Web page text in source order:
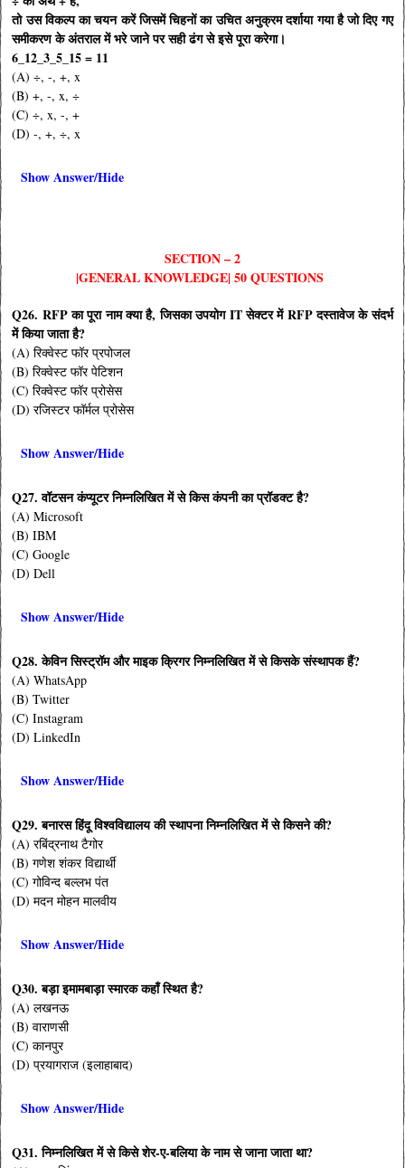
तो उस विकल्प का चयन करें जिसमें चिहनों का उचित अनुक्रम दर्शाया गया है जो दिए गए
समीकरण के अंतराल में भरे जाने पर सही ढंग से इसे पूरा करेगा।
6_12_3_5_15 = 11
(A) ÷, -, +, x
(B) +, -, x, ÷
(C) ÷, x, -, +
(D) -, +, ÷, x
Show Answer/Hide
SECTION – 2
|GENERAL KNOWLEDGE| 50 QUESTIONS
Q26. RFP का पूरा नाम क्या है, जिसका उपयोग IT सेक्टर में RFP दस्तावेज के संदर्भ
में किया जाता है?
(A) रिक्वेस्ट फॉर प्रपोजल
(B) रिक्वेस्ट फॉर पेटिशन
(C) रिक्वेस्ट फॉर प्रोसेस
(D) रजिस्टर फॉर्मल प्रोसेस
Show Answer/Hide
Q27. वॉटसन कंप्यूटर निम्नलिखित में से किस कंपनी का प्रॉडक्ट है?
(A) Microsoft
(B) IBM
(C) Google
(D) Dell
Show Answer/Hide
Q28. केविन सिस्ट्रॉम और माइक क्रिगर निम्नलिखित में से किसके संस्थापक हैं?
(A) WhatsApp
(B) Twitter
(C) Instagram
(D) LinkedIn
Show Answer/Hide
Q29. बनारस हिंदू विश्वविद्यालय की स्थापना निम्नलिखित में से किसने की?
(A) रबिंद्रनाथ टैगोर
(B) गणेश शंकर विद्यार्थी
(C) गोविन्द बल्लभ पंत
(D) मदन मोहन मालवीय
Show Answer/Hide
Q30. बड़ा इमामबाड़ा स्मारक कहाँ स्थित है?
(A) लखनऊ
(B) वाराणसी
(C) कानपुर
(D) प्रयागराज (इलाहाबाद)
Show Answer/Hide
Q31. निम्नलिखित में से किसे शेर-ए-बलिया के नाम से जाना जाता था?